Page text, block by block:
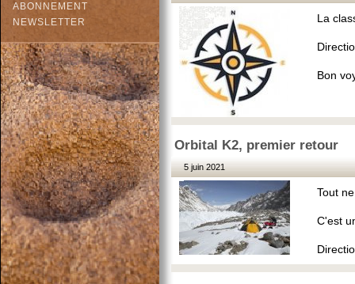
ABONNEMENT
NEWSLETTER
La
Bon
Orbital K2, premier retour
5 juin 2021
Tout
C'est